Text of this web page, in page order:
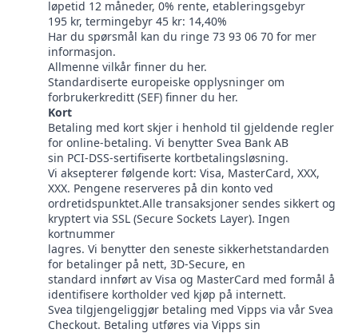
løpetid 12 måneder, 0% rente, etableringsgebyr
195 kr, termingebyr 45 kr: 14,40%
Har du spørsmål kan du ringe 73 93 06 70 for mer
informasjon.
Allmenne vilkår finner du her.
Standardiserte europeiske opplysninger om
forbrukerkreditt (SEF) finner du her.
Kort
Betaling med kort skjer i henhold til gjeldende regler
for online-betaling. Vi benytter Svea Bank AB
sin PCI-DSS-sertifiserte kortbetalingsløsning.
Vi aksepterer følgende kort: Visa, MasterCard, XXX,
XXX. Pengene reserveres på din konto ved
ordretidspunktet.Alle transaksjoner sendes sikkert og
kryptert via SSL (Secure Sockets Layer). Ingen
kortnummer
lagres. Vi benytter den seneste sikkerhetstandarden
for betalinger på nett, 3D-Secure, en
standard innført av Visa og MasterCard med formål å
identifisere kortholder ved kjøp på internett.
Svea tilgjengeliggjør betaling med Vipps via vår Svea
Checkout. Betaling utføres via Vipps sin